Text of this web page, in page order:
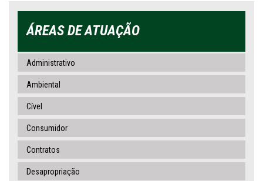
ÁREAS DE ATUAÇÃO
Administrativo
Ambiental
Cível
Consumidor
Contratos
Desapropriação